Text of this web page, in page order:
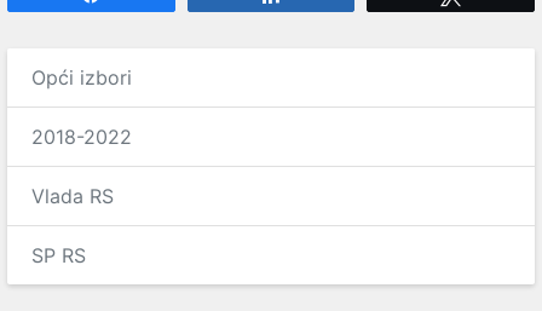
Opći izbori
2018-2022
Vlada RS
SP RS